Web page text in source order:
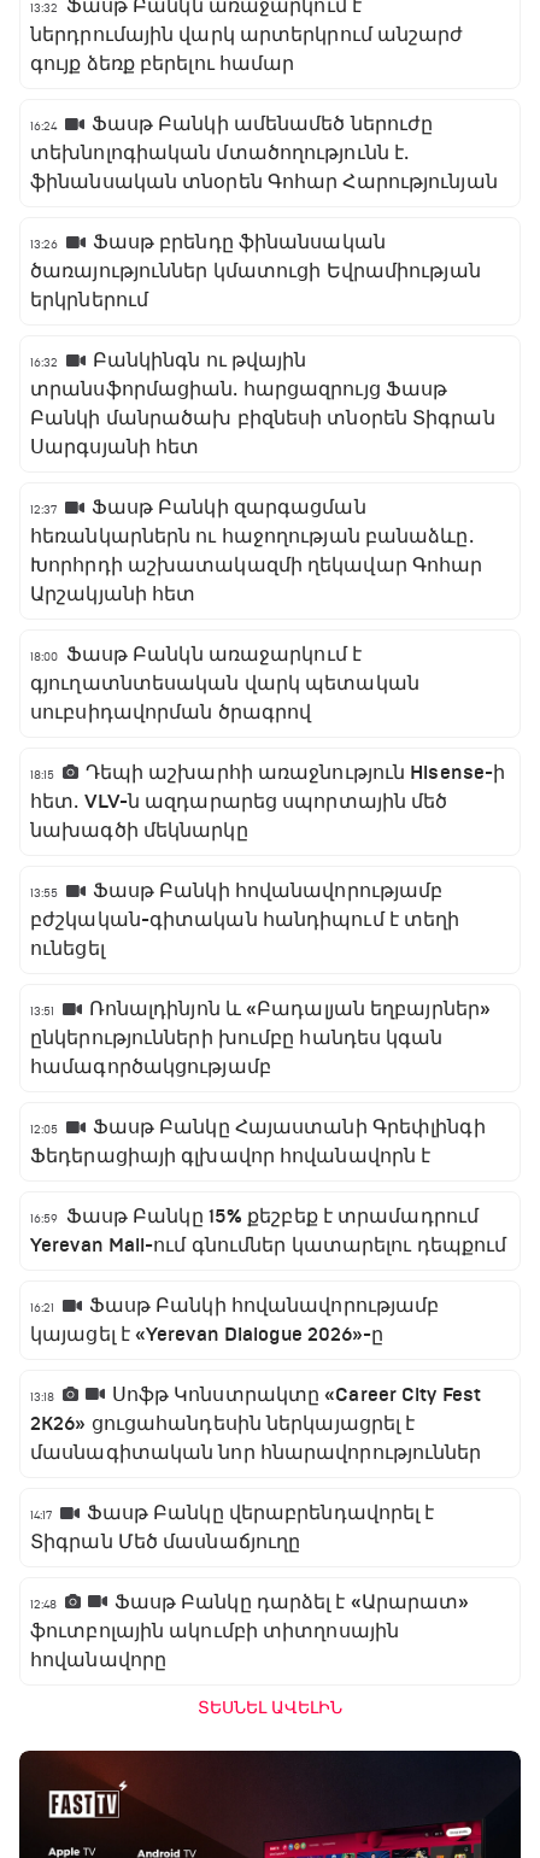
13:32
Ֆասթ Բանկն առաջարկում է
ներդրումային վարկ արտերկրում անշարժ
գույք ձեռք բերելու համար
16:24
Ֆասթ Բանկի ամենամեծ ներուժը
տեխնոլոգիական մտածողությունն է․
ֆինանսական տնօրեն Գոհար Հարությունյան
13:26
Ֆասթ բրենդը ֆինանսական
ծառայություններ կմատուցի Եվրամիության
երկրներում
16:32
Բանկինգն ու թվային
տրանսֆորմացիան․ հարցազրույց Ֆասթ
Բանկի մանրածախ բիզնեսի տնօրեն Տիգրան
Սարգսյանի հետ
12:37
Ֆասթ Բանկի զարգացման
հեռանկարներն ու հաջողության բանաձևը․
Խորհրդի աշխատակազմի ղեկավար Գոհար
Արշակյանի հետ
18:00
Ֆասթ Բանկն առաջարկում է
գյուղատնտեսական վարկ պետական
սուբսիդավորման ծրագրով
18:15
Դեպի աշխարհի առաջնություն Hisense-ի
հետ․ VLV-ն ազդարարեց սպորտային մեծ
նախագծի մեկնարկը
13:55
Ֆասթ Բանկի հովանավորությամբ
բժշկական-գիտական հանդիպում է տեղի
ունեցել
13:51
Ռոնալդինյոն և «Բադալյան եղբայրներ»
ընկերությունների խումբը հանդես կգան
համագործակցությամբ
12:05
Ֆասթ Բանկը Հայաստանի Գրեփլինգի
Ֆեդերացիայի գլխավոր հովանավորն է
16:59
Ֆասթ Բանկը 15% քեշբեք է տրամադրում
Yerevan Mall-ում գնումներ կատարելու դեպքում
16:21
Ֆասթ Բանկի հովանավորությամբ
կայացել է «Yerevan Dialogue 2026»-ը
13:18
Սոֆթ Կոնստրակտը «Career City Fest
2K26» ցուցահանդեսին ներկայացրել է
մասնագիտական նոր հնարավորություններ
14:17
Ֆասթ Բանկը վերաբրենդավորել է
Տիգրան Մեծ մասնաճյուղը
12:48
Ֆասթ Բանկը դարձել է «Արարատ»
ֆուտբոլային ակումբի տիտղոսային
հովանավորը
ՏԵՍՆԵԼ ԱՎԵԼԻՆ